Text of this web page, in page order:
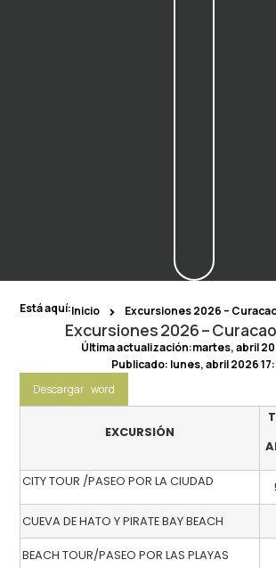
Está aquí:Inicio Excursiones 2026 –
Excursiones 2026 – Curacao
Última actualización:martes, abril
Publicado: lunes, abril 2026
Descargar word
EXCURSIÓN
CITY TOUR /PASEO POR LA CIUDAD
CUEVA DE HATO Y PIRATE BAY BEACH
BEACH TOUR/PASEO POR LAS PLAYAS